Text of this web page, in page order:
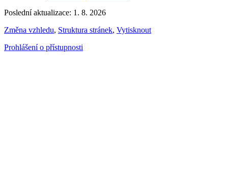
Poslední aktualizace: 1. 8. 2026
Změna vzhledu, Struktura stránek, Vytisknout
Prohlášení o přístupnosti